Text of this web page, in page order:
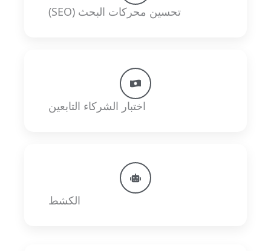
تحسين محركات البحث (SEO)
اختبار الشركاء التابعين
الكشط